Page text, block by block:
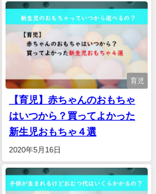
育児
【育児】赤ちゃんのおもちゃ
はいつから？買ってよかった
新生児おもちゃ４選
2020年5月16日